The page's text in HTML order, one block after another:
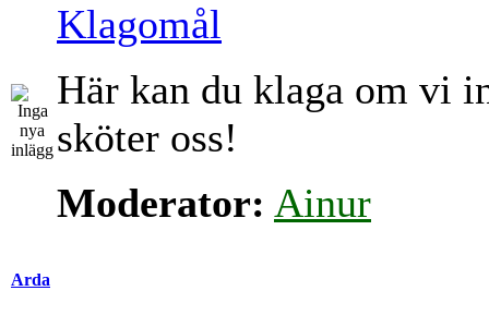
Klagomål
Här kan du klaga om vi
sköter oss!
Moderator: Ainur
Arda